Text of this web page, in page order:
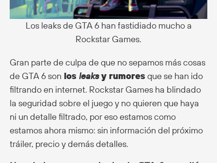
Los leaks de GTA 6 han fastidiado mucho a
Rockstar Games.
Gran parte de culpa de que no sepamos más cosas
de GTA 6 son los leaksy rumores que se han ido
filtrando en internet. Rockstar Games ha blindado
la seguridad sobre el juego y no quieren que haya
ni un detalle filtrado, por eso estamos como
estamos ahora mismo: sin información del próximo
tráiler, precio y demás detalles.